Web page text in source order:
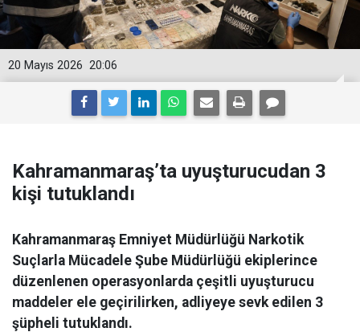
20:06
20 Mayıs 2026
Kahramanmaraş’ta uyuşturucudan 3
kişi tutuklandı
Kahramanmaraş Emniyet Müdürlüğü Narkotik
Suçlarla Mücadele Şube Müdürlüğü ekiplerince
düzenlenen operasyonlarda çeşitli uyuşturucu
maddeler ele geçirilirken, adliyeye sevk edilen 3
şüpheli tutuklandı.